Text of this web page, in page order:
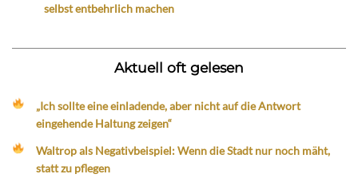
selbst entbehrlich machen
Aktuell oft gelesen
„Ich sollte eine einladende, aber nicht auf die Antwort
eingehende Haltung zeigen“
Waltrop als Negativbeispiel: Wenn die Stadt nur noch mäht,
statt zu pflegen